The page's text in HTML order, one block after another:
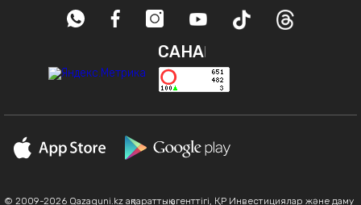
САНАҚ
© 2009-2026 Qazaquni.kz ақпараттық агенттігі, ҚР Инвестициялар және даму